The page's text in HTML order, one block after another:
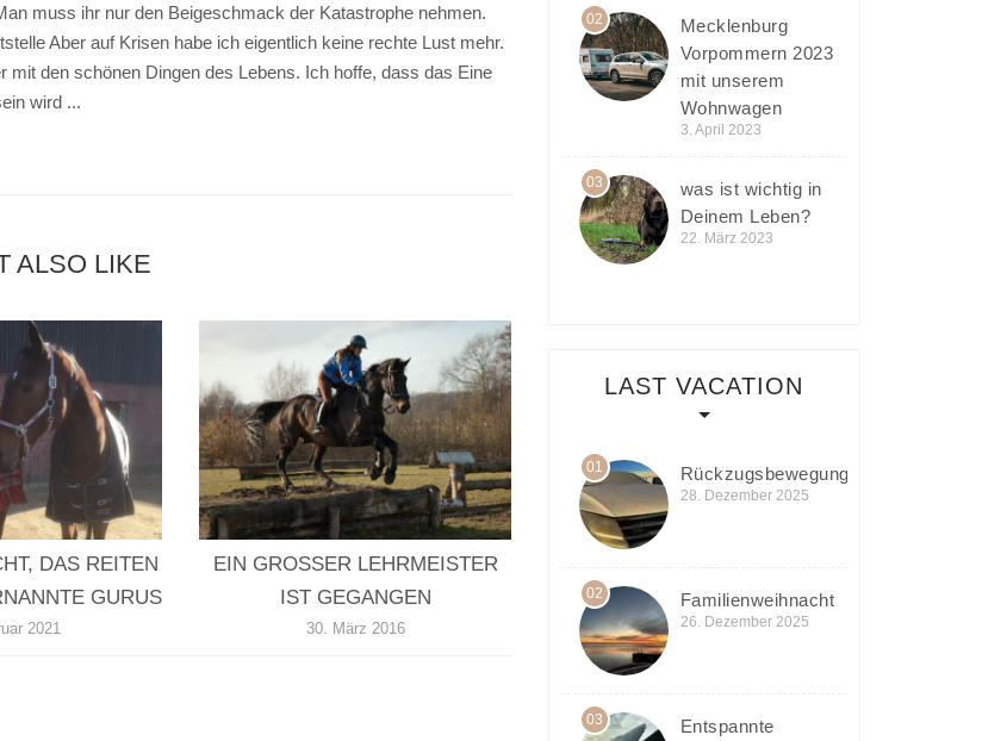
muss ihr nur den Beigeschmack der Katastrophe nehmen.
Aber auf Krisen habe ich eigentlich keine rechte Lust mehr.
mit den schönen Dingen des Lebens. Ich hoffe, dass das Eine
wird ...
ALSO LIKE
DAS REITEN
GURUS
2021
EIN GROSSER LEHRMEISTER I
ST GEGANGEN
30. März 2016
02
Mecklenburg
Vorpommern 2023
mit unserem
Wohnwagen
3. April 2023
03
was ist wichtig in
Deinem Leben?
22. März 2023
LAST VACATION
01 Rückzugsbewegung
28. Dezember 2025
02 Familienweihnacht
26. Dezember 2025
03
Entspannte